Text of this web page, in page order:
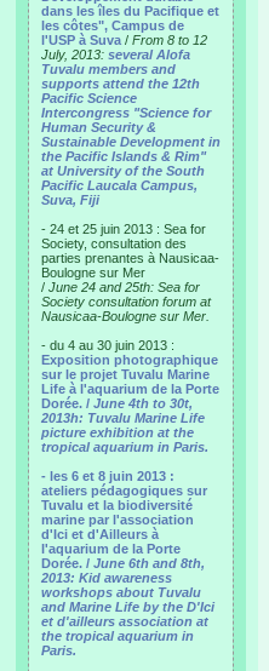
dans les îles du Pacifique et
les côtes", Campus de
l'USP à Suva / From 8 to 12
July, 2013: several Alofa
Tuvalu members and
supports attend the 12th
Pacific Science
Intercongress "Science for
Human Security &
Sustainable Development in
the Pacific Islands & Rim"
at University of the South
Pacific Laucala Campus,
Suva, Fiji
- 24 et 25 juin 2013 : Sea for
Society, consultation des
parties prenantes à Nausicaa-
Boulogne sur Mer
/ June 24 and 25th: Sea for
Society consultation forum at
Nausicaa-Boulogne sur Mer.
- du 4 au 30 juin 2013 :
Exposition photographique
sur le projet Tuvalu Marine
Life à l'aquarium de la Porte
Dorée. / June 4th to 30t,
2013h: Tuvalu Marine Life
picture exhibition at the
tropical aquarium in Paris.
- les 6 et 8 juin 2013 :
ateliers pédagogiques sur
Tuvalu et la biodiversité
marine par l'association
d'Ici et d'Ailleurs à
l'aquarium de la Porte
Dorée. / June 6th and 8th,
2013: Kid awareness
workshops about Tuvalu
and Marine Life by the D'Ici
et d'ailleurs association at
the tropical aquarium in
Paris.